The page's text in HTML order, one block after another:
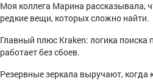
Моя коллега Марина рассказывала,
редкие вещи, которых сложно найти.
Главный плюс Kraken: логика
работает без сбоев.
Резервные зеркала выручают, когда